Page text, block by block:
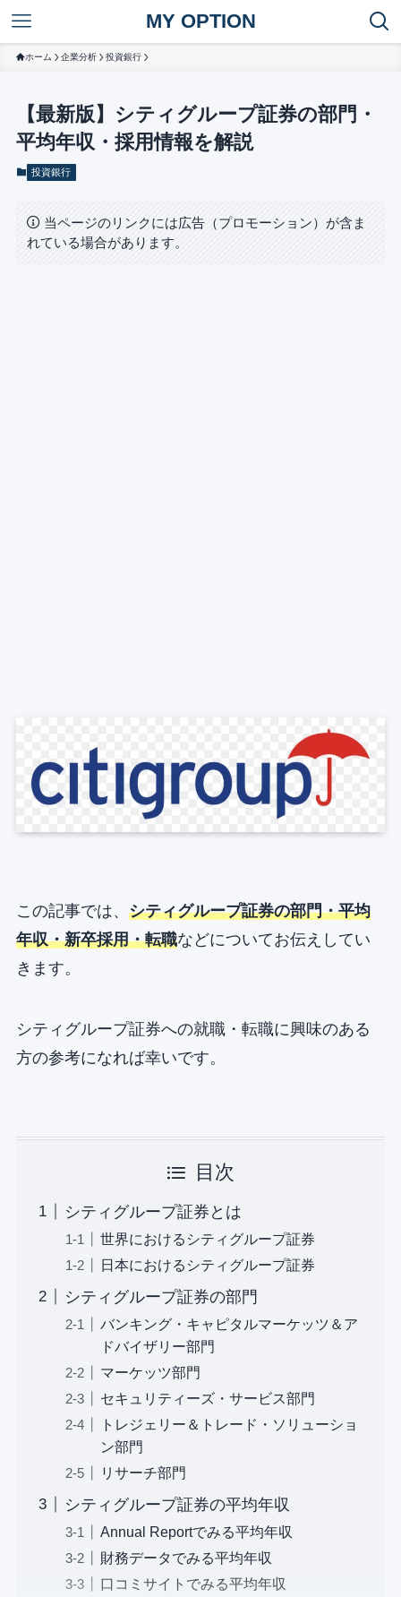
MY OPTION
ホーム 企業分析 投資銀行
【最新版】シティグループ証券の部門・
平均年収・採用情報を解説
投資銀行
当ページのリンクには広告（プロモーション）が含ま
れている場合があります。
この記事では、 シティグループ証券の部門・平均
年収・新卒採用・転職などについてお伝えしてい
きます。
シティグループ証券への就職・転職に興味のある
方の参考になれば幸いです。
目次
シティグループ証券とは
世界におけるシティグループ証券
日本におけるシティグループ証券
シティグループ証券の部門
バンキング・キャピタルマーケッツ＆ア
ドバイザリー部門
マーケッツ部門
セキュリティーズ・サービス部門
トレジェリー＆トレード・ソリューショ
ン部門
リサーチ部門
シティグループ証券の平均年収
Annual Reportでみる平均年収
財務データでみる平均年収
口コミサイトでみる平均年収